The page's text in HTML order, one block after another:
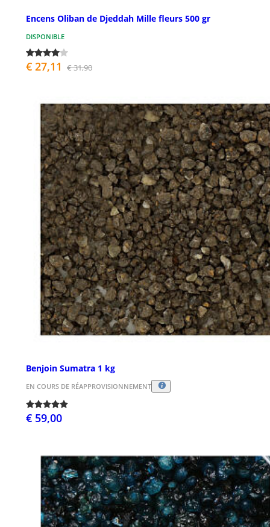
Encens Oliban de Djeddah Mille fleurs 500 gr
DISPONIBLE
€ 27,11 € 31,90
Benjoin Sumatra 1 kg
EN COURS DE RÉAPPROVISIONNEMENT
€ 59,00